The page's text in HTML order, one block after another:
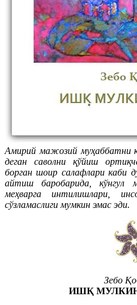
Амирий мажозий муҳаббатни
деган саволни қўйиш
борган шоир салафлари каби
айтиш баробарида, кўнгул
меҳварга интилишлари,
сўзламаслиги мумкин эмас эди.
Зебо
ИШҚ